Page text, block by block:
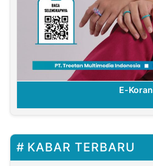
E-Koran
KABAR TERBARU